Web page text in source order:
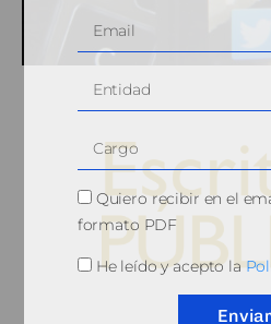
© 2010, Consejo General
Quiero recibir en el
formato PDF
He leído y acepto la